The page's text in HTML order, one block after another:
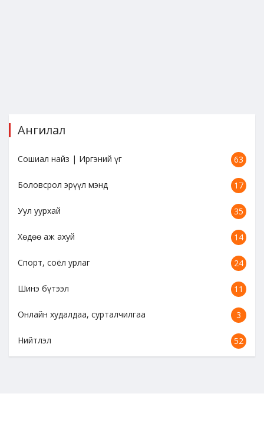
Ангилал
Сошиал найз | Иргэний үг 63
Боловсрол эрүүл мэнд 17
Уул уурхай 35
Хөдөө аж ахуй 14
Спорт, соёл урлаг 24
Шинэ бүтээл 11
Онлайн худалдаа, сурталчилгаа 3
Нийтлэл 52